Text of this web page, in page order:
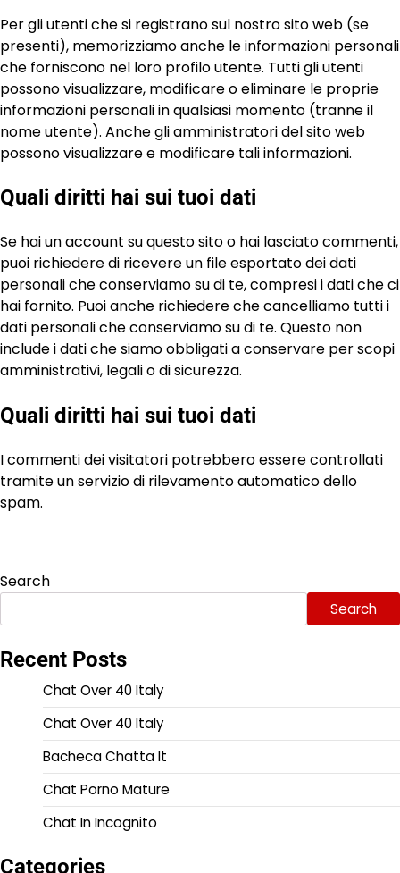
Per gli utenti che si registrano sul nostro sito web (se
presenti), memorizziamo anche le informazioni personali
che forniscono nel loro profilo utente. Tutti gli utenti
possono visualizzare, modificare o eliminare le proprie
informazioni personali in qualsiasi momento (tranne il
nome utente). Anche gli amministratori del sito web
possono visualizzare e modificare tali informazioni.
Quali diritti hai sui tuoi dati
Se hai un account su questo sito o hai lasciato commenti,
puoi richiedere di ricevere un file esportato dei dati
personali che conserviamo su di te, compresi i dati che ci
hai fornito. Puoi anche richiedere che cancelliamo tutti i
dati personali che conserviamo su di te. Questo non
include i dati che siamo obbligati a conservare per scopi
amministrativi, legali o di sicurezza.
Quali diritti hai sui tuoi dati
I commenti dei visitatori potrebbero essere controllati
tramite un servizio di rilevamento automatico dello
spam.
Search
Search
Recent Posts
Chat Over 40 Italy
Chat Over 40 Italy
Bacheca Chatta It
Chat Porno Mature
Chat In Incognito
Categories